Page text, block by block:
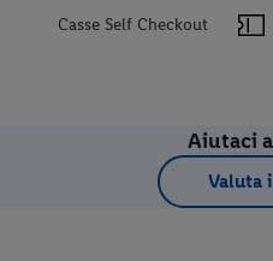
Casse Self Checkout
Aiutaci
Valuta